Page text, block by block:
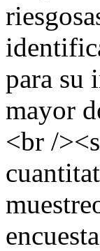
para su
mayor
<br /